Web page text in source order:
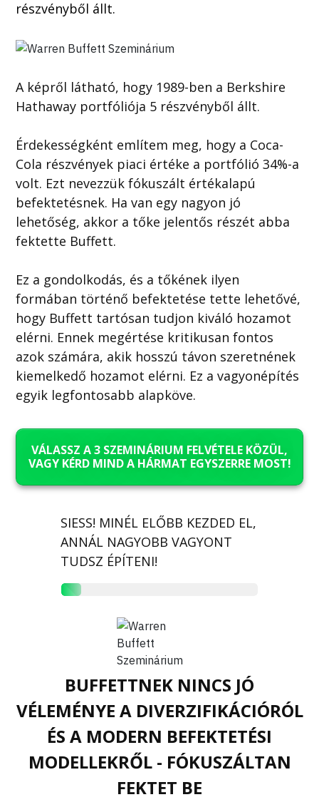
részvényből állt.
A képről látható, hogy 1989-ben a Berkshire
Hathaway portfóliója 5 részvényből állt.
Érdekességként említem meg, hogy a Coca-
Cola részvények piaci értéke a portfólió 34%-a
volt. Ezt nevezzük fókuszált értékalapú
befektetésnek. Ha van egy nagyon jó
lehetőség, akkor a tőke jelentős részét abba
fektette Buffett.
Ez a gondolkodás, és a tőkének ilyen
formában történő befektetése tette lehetővé,
hogy Buffett tartósan tudjon kiváló hozamot
elérni. Ennek megértése kritikusan fontos
azok számára, akik hosszú távon szeretnének
kiemelkedő hozamot elérni. Ez a vagyonépítés
egyik legfontosabb alapköve.
VÁLASSZ A 3 SZEMINÁRIUM FELVÉTELE KÖZÜL,
VAGY KÉRD MIND A HÁRMAT EGYSZERRE MOST!
SIESS! MINÉL ELŐBB KEZDED EL,
ANNÁL NAGYOBB VAGYONT
TUDSZ ÉPÍTENI!
BUFFETTNEK NINCS JÓ
VÉLEMÉNYE A DIVERZIFIKÁCIÓRÓL
ÉS A MODERN BEFEKTETÉSI
MODELLEKRŐL - FÓKUSZÁLTAN
FEKTET BE